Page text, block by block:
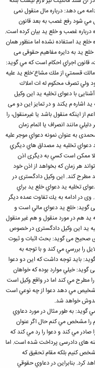
می دهد: درباره مال منقول نمی
مي شود رفع غصب به بعد قانون
مورد ماده درباره غصب و خلع ید بیان كرده است.
خلع ید استفاده نشده اما منظور همان
ید به دایره مفاهیم حقوقی می
قانون اجراي احكام است كه مي گوید:
به نفع مالك قسمتي از ملك مشاع ّخلع ید علیه
ولي تصرف محكوم له ات املاك
با دعوای تخلیه ید این وكیل
اشاره م یكند و در تمایز این دو می
اینكه منقول باشد یا غیرمنقول، را
مانند انصراف یا اتمام زمان
به عنوان نمونه دعواي موجر علیه
دعواي تخلیه ید مصداق هاي دیگري
ممكن است كسي به دیگری اذن
هر زمان كه بخواهد از اذن خود
مطرح كند. این وكیل دادگستری در
تخلیه ید دعواي خلع ید براي
در ادامه به یك تفاوت عمده دیگر
گوید: خلع ید دعواي مالي است و
ید هم در مورد منقول و هم غیر منقول
ید این وكیل دادگستری در خصوص
صحیح می گوید: بحث اثبات و ثبوت
را بررسي مي كند و با توجه به
باید توجه داشت كه این دو دعوا
گوید: خیلي موارد بوده كه خواهان
مطرح مي كند اما در واقع وكیل است
مي دهد دعوا از چه نوعي است
مخدوش خواهد شد.
به طور مثال در مورد دعاوي
را مشخص مي كنم حال اگر عنوان
صادر مي كند و دعوا را رد مي كند كه
های دادرسی پرداخت شده است. اما
كنیم بلكه مقام تحقیق كه
كرد. بنابراین در دعاوي حقوقي